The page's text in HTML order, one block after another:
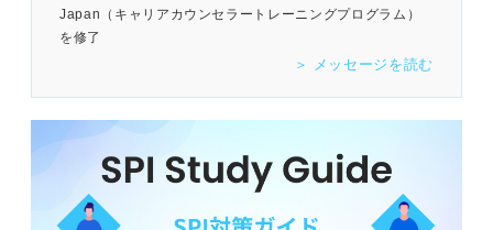
Japan（キャリアカウンセラートレーニングプログラム）
を修了
＞ メッセージを読む